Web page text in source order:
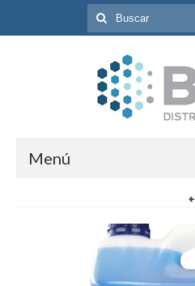
Búsqueda
para:
Menú
Catálogo de Productos